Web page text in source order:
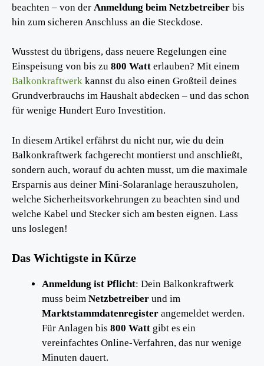
beachten – von der Anmeldung beim Netzbetreiber bis
hin zum sicheren Anschluss an die Steckdose.
Wusstest du übrigens, dass neuere Regelungen eine
Einspeisung von bis zu 800 Watt erlauben? Mit einem
Balkonkraftwerk kannst du also einen Großteil deines
Grundverbrauchs im Haushalt abdecken – und das schon
für wenige Hundert Euro Investition.
In diesem Artikel erfährst du nicht nur, wie du dein
Balkonkraftwerk fachgerecht montierst und anschließt,
sondern auch, worauf du achten musst, um die maximale
Ersparnis aus deiner Mini-Solaranlage herauszuholen,
welche Sicherheitsvorkehrungen zu beachten sind und
welche Kabel und Stecker sich am besten eignen. Lass
uns loslegen!
Das Wichtigste in Kürze
Anmeldung ist Pflicht: Dein Balkonkraftwerk
muss beim Netzbetreiber und im
Marktstammdatenregister angemeldet werden.
Für Anlagen bis 800 Watt gibt es ein
vereinfachtes Online-Verfahren, das nur wenige
Minuten dauert.